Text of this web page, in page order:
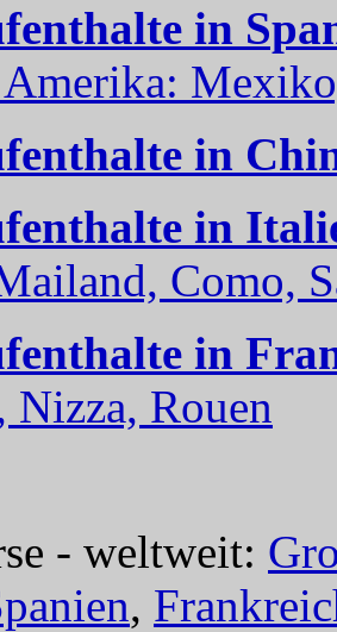
in
in
in
Como,
in
Nizza, Rouen
- weltweit:
,